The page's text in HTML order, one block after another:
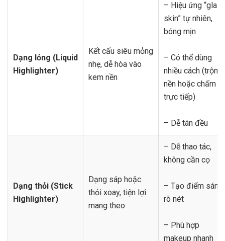
Dạng lỏng (Liquid
Highlighter)
Kết cấu siêu mỏng
nhẹ, dễ hòa vào
kem nền
– Hiệu ứng
skin” tự nhiên,
bóng mịn
– Có thể dùng
nhiều cách (trộn
nền hoặc chấm
trực tiếp)
– Dễ tán đều
Dạng thỏi (Stick
Highlighter)
Dạng sáp hoặc
thỏi xoay, tiện lợi
mang theo
– Dễ thao tác,
không cần cọ
– Tạo điểm sáng
rõ nét
– Phù hợp
makeup nhanh